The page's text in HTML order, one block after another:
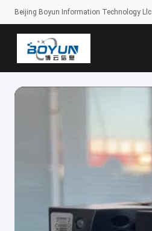
Beijing Boyun Information Technology Llc